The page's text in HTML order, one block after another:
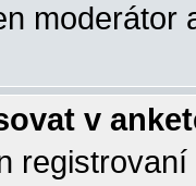
moderátor
v